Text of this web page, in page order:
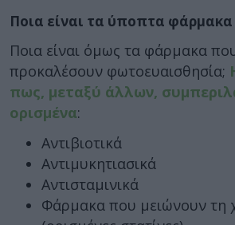
Ποια είναι τα ύποπτα φάρμακα
Ποια είναι όμως τα φάρμακα
προκαλέσουν φωτοευαισθησία;
πως, μεταξύ άλλων,
ορισμένα:
Αντιβιοτικά
Αντιμυκητιασικά
Αντισταμινικά
Φάρμακα που μειώνουν τη